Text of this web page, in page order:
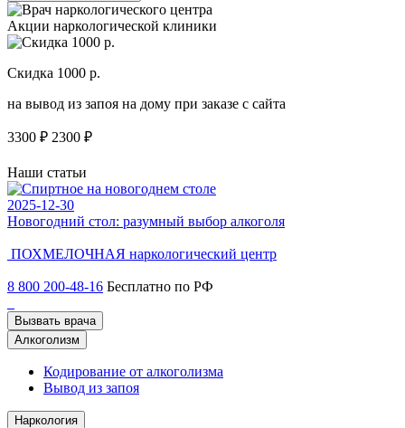
Акции наркологической клиники
Скидка 1000 р.
на вывод из запоя на дому при заказе с сайта
3300 ₽ 2300 ₽
Наши статьи
2025-12-30
Новогодний стол: разумный выбор алкоголя
ПОХМЕЛОЧНАЯ наркологический центр
8 800 200-48-16 Бесплатно по РФ
Вызвать врача
Алкоголизм
Кодирование от алкоголизма
Вывод из запоя
Наркология